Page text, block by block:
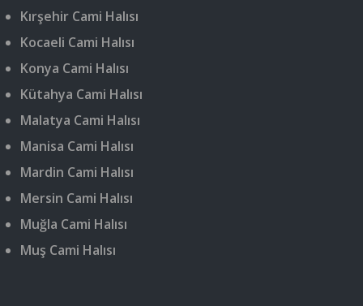
Kırşehir Cami Halısı
Kocaeli Cami Halısı
Konya Cami Halısı
Kütahya Cami Halısı
Malatya Cami Halısı
Manisa Cami Halısı
Mardin Cami Halısı
Mersin Cami Halısı
Muğla Cami Halısı
Muş Cami Halısı